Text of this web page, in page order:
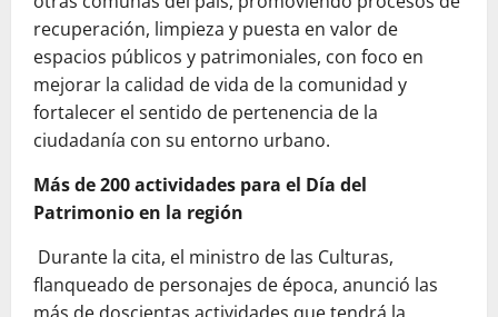
recuperación, limpieza y puesta en valor de
espacios públicos y patrimoniales, con foco en
mejorar la calidad de vida de la comunidad y
fortalecer el sentido de pertenencia de la
ciudadanía con su entorno urbano.
Más de 200 actividades para el Día del
Patrimonio en la región
Durante la cita, el ministro de las Culturas,
flanqueado de personajes de época, anunció las